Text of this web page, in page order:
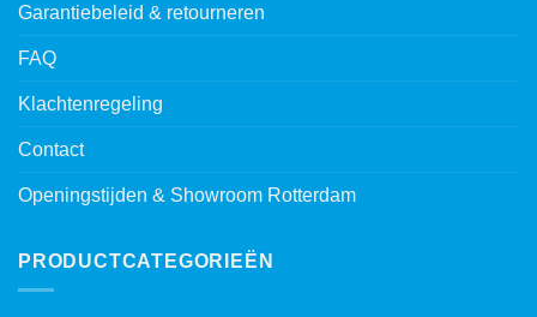
Garantiebeleid & retourneren
FAQ
Klachtenregeling
Contact
Openingstijden & Showroom Rotterdam
PRODUCTCATEGORIEËN